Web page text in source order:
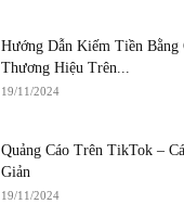
Hướng Dẫn Kiếm Tiền Bằng
Thương Hiệu Trên...
19/11/2024
Quảng Cáo Trên TikTok –
Giản
19/11/2024